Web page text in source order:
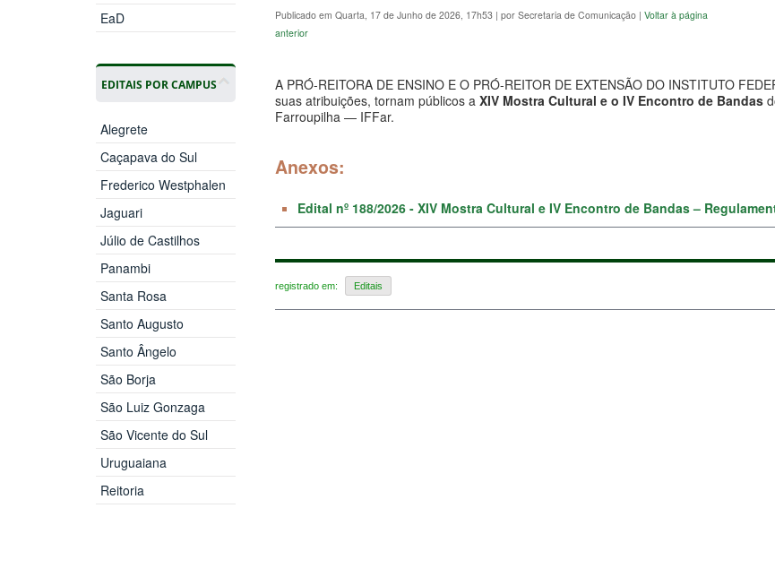
EaD
EDITAIS POR CAMPUS
Alegrete
Caçapava do Sul
Frederico Westphalen
Jaguari
Júlio de Castilhos
Panambi
Santa Rosa
Santo Augusto
Santo Ângelo
São Borja
São Luiz Gonzaga
São Vicente do Sul
Uruguaiana
Reitoria
Publicado em Quarta, 17 de Junho de 2026, 17h53 | por Secretaria de Comunicação | Voltar à página
anterior
A PRÓ-REITORA DE ENSINO E O PRÓ-REITOR DE EXTENSÃO DO INSTITUTO
suas atribuições, tornam públicos a XIV Mostra Cultural e o IV Encontro de Bandas
Farroupilha — IFFar.
Anexos:
Edital nº 188/2026 - XIV Mostra Cultural e IV Encontro de Bandas –
registrado em: Editais